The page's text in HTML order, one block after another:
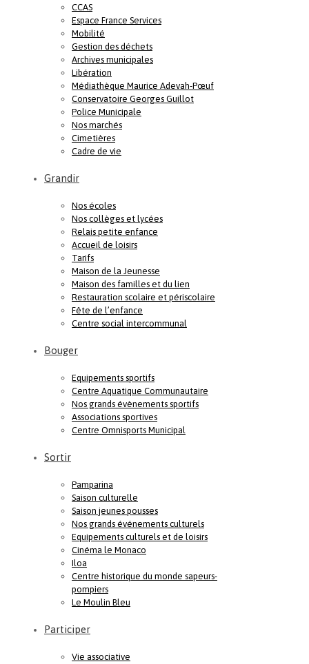
CCAS
Espace France Services
Mobilité
Gestion des déchets
Archives municipales
Libération
Médiathèque Maurice Adevah-Pœuf
Conservatoire Georges Guillot
Police Municipale
Nos marchés
Cimetières
Cadre de vie
Grandir
Nos écoles
Nos collèges et lycées
Relais petite enfance
Accueil de loisirs
Tarifs
Maison de la Jeunesse
Maison des familles et du lien
Restauration scolaire et périscolaire
Fête de l’enfance
Centre social intercommunal
Bouger
Equipements sportifs
Centre Aquatique Communautaire
Nos grands évènements sportifs
Associations sportives
Centre Omnisports Municipal
Sortir
Pamparina
Saison culturelle
Saison jeunes pousses
Nos grands événements culturels
Equipements culturels et de loisirs
Cinéma le Monaco
Iloa
Centre historique du monde sapeurs-
pompiers
Le Moulin Bleu
Participer
Vie associative